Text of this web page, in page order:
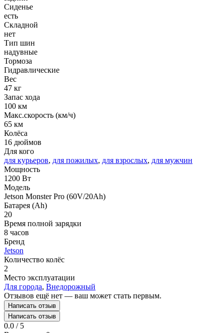
Сиденье
есть
Складной
нет
Тип шин
надувные
Тормоза
Гидравлические
Вес
47 кг
Запас хода
100 км
Макс.скорость (км/ч)
65 км
Колёса
16 дюймов
Для кого
для курьеров, для пожилых, для взрослых, для мужчин
Мощность
1200 Вт
Модель
Jetson Monster Pro (60V/20Ah)
Батарея (Ah)
20
Время полной зарядки
8 часов
Бренд
Jetson
Количество колёс
2
Место эксплуатации
Для города, Внедорожный
Отзывов ещё нет — ваш может стать первым.
Написать отзыв
Написать отзыв
0.0 / 5